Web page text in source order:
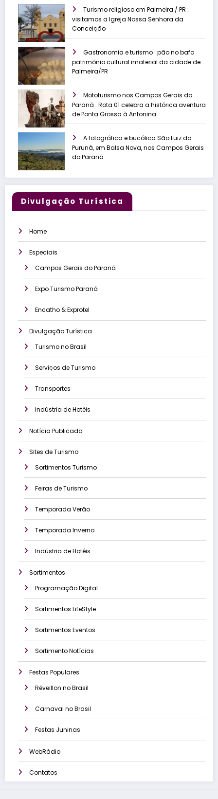
Turismo religioso em Palmeira / PR :
visitamos a Igreja Nossa Senhora da
Conceição
Gastronomia e turismo : pão no bafo
patrimônio cultural imaterial da cidade de
Palmeira/PR
Mototurismo nos Campos Gerais do
Paraná : Rota 01 celebra a histórica aventura
de Ponta Grossa à Antonina
A fotográfica e bucólica São Luiz do
Purunã, em Balsa Nova, nos Campos Gerais
do Paraná
Divulgação Turística
Home
Especiais
Campos Gerais do Paraná
Expo Turismo Paraná
Encatho & Exprotel
Divulgação Turística
Turismo no Brasil
Serviços de Turismo
Transportes
Indústria de Hotéis
Notícia Publicada
Sites de Turismo
Sortimentos Turismo
Feiras de Turismo
Temporada Verão
Temporada Inverno
Indústria de Hotéis
Sortimentos
Programação Digital
Sortimentos LifeStyle
Sortimentos Eventos
Sortimento Notícias
Festas Populares
Réveillon no Brasil
Carnaval no Brasil
Festas Juninas
WebRádio
Contatos